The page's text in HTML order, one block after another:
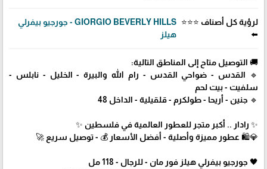
لرؤية كل أصناف ⭐⭐⭐
⬅️
GIORGIO BEVERLY HILLS - جورجيو بيفرلي
هيلز
🚚 التوصيل متاح إلى المناطق التالية:
🔹 القدس - ضواحي القدس - رام الله والبيرة - الخليل - نابلس -
سلفيت - بيت لحم
🔹 جنين - أريحا - طولكرم - قلقيلية - الداخل 48
✨ رادار .. أكبر متجر للعطور العالمية في فلسطين ✨
💎🛍️ عطور مميزة وأصلية - أفضل الأسعار 💰 - توصيل سريع 🚀
🖤 جورجيو بيفرلي هيلز فور مان - للرجال - 118 مل